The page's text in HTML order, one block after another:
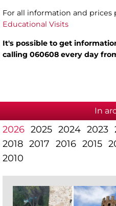
For all information and prices
Educational Visits
It's possible to get
calling 060608 every day
In
2026 2025 2024 2023
2018 2017 2016 2015
2010